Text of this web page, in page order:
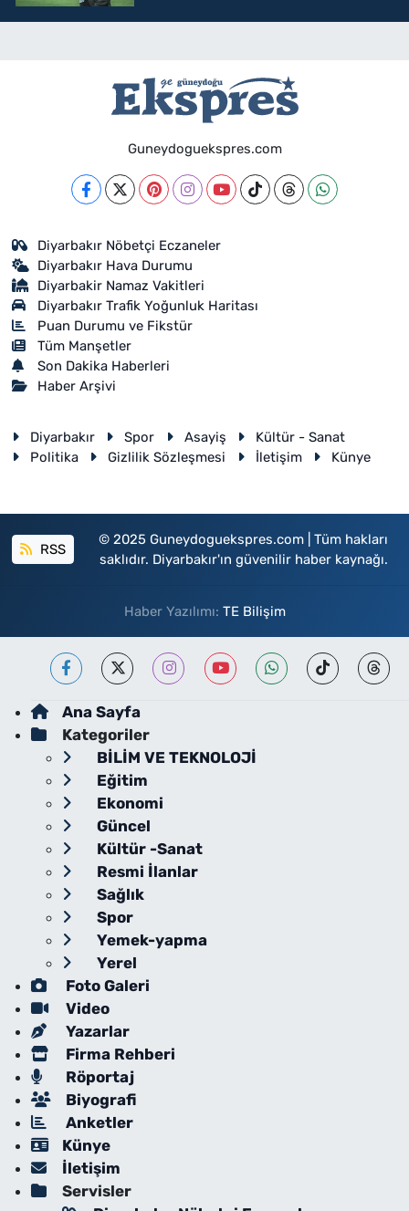
Guneydoguekspres.com
Diyarbakır Nöbetçi Eczaneler
Diyarbakır Hava Durumu
Diyarbakir Namaz Vakitleri
Diyarbakır Trafik Yoğunluk Haritası
Puan Durumu ve Fikstür
Tüm Manşetler
Son Dakika Haberleri
Haber Arşivi
Diyarbakır Spor Asayiş
Kültür - Sanat
Politika
Gizlilik Sözleşmesi İletişim Künye
RSS
© 2025 Guneydoguekspres.com | Tüm hakları
saklıdır. Diyarbakır'ın güvenilir haber kaynağı.
Haber Yazılımı: TE Bilişim
Ana Sayfa
Kategoriler
BİLİM VE TEKNOLOJİ
Eğitim
Ekonomi
Güncel
Kültür -Sanat
Resmi İlanlar
Sağlık
Spor
Yemek-yapma
Yerel
Foto Galeri
Video
Yazarlar
Firma Rehberi
Röportaj
Biyografi
Anketler
Künye
İletişim
Servisler